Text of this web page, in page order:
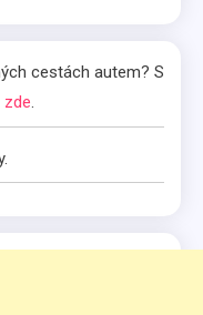
cestách autem? S
zde.